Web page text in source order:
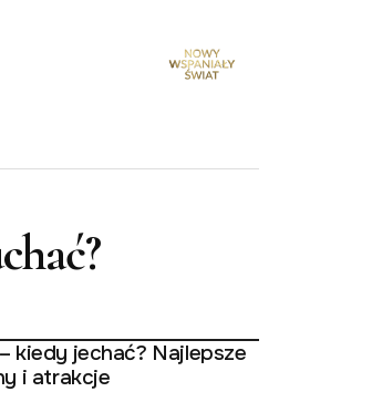
kiedy jechać? Najlepsze
i atrakcje